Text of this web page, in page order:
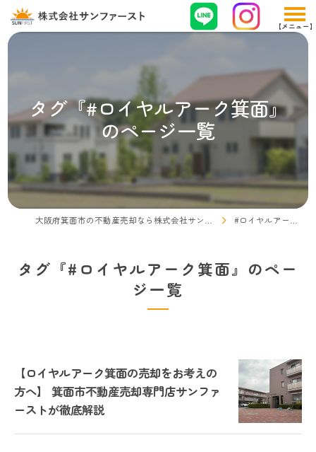
タグ『#ロイヤルアーク箕面』
のページ一覧
#ロイヤルアーク箕面
タグ『#ロイヤルアーク箕面』のペー
ジ一覧
【ロイヤルアーク箕面の売却をお考えの
方へ】 箕面市不動産売却専門店サンファ
ーストが徹底解説